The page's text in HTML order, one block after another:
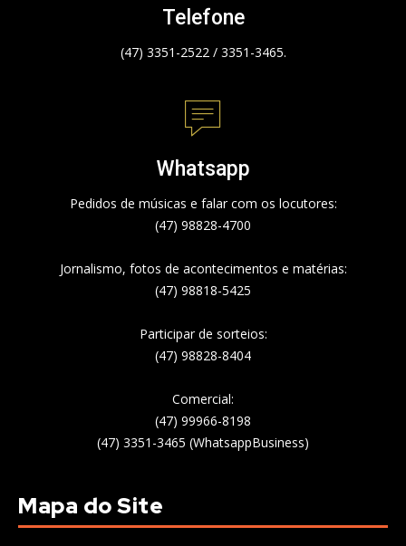
Telefone
(47) 3351-2522 / 3351-3465.
Whatsapp
Pedidos de músicas e falar com os locutores:
(47) 98828-4700
Jornalismo, fotos de acontecimentos e matérias:
(47) 98818-5425
Participar de sorteios:
(47) 98828-8404
Comercial:
(47) 99966-8198
(47) 3351-3465 (WhatsappBusiness)
Mapa do Site